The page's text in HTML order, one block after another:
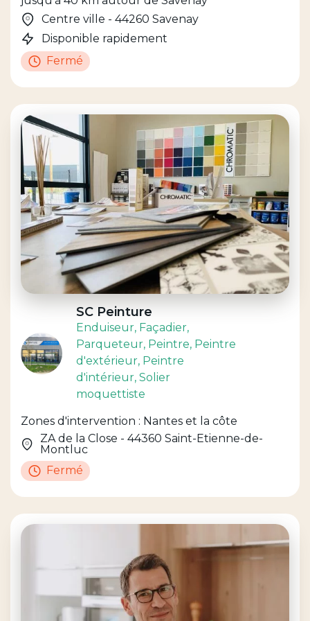
Centre ville - 44260 Savenay
Disponible rapidement
Fermé
SC Peinture
Enduiseur, Façadier,
Parqueteur, Peintre, Peintre
d'extérieur, Peintre
d'intérieur, Solier
moquettiste
Zones d'intervention : Nantes et la côte
ZA de la Close - 44360 Saint-Etienne-de-
Montluc
Fermé